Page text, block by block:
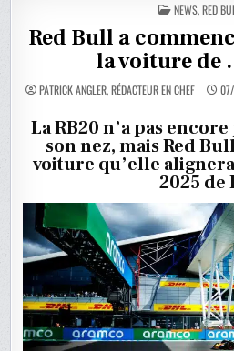
POSTED
IN
NEWS,RED
Red Bull a
la voiture de
PATRICK ANGLER, RÉDACTEUR EN CHEF
La RB20 n’a pas
son nez, mais Red
voiture qu’elle
2025 de